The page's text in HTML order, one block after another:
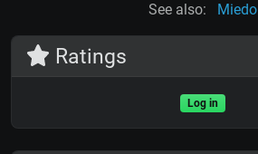
See also: Miedo
Ratings
Log in